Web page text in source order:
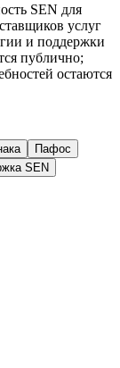
SEN для
услуг
и поддержки
публично;
остаются
Пафос
SEN